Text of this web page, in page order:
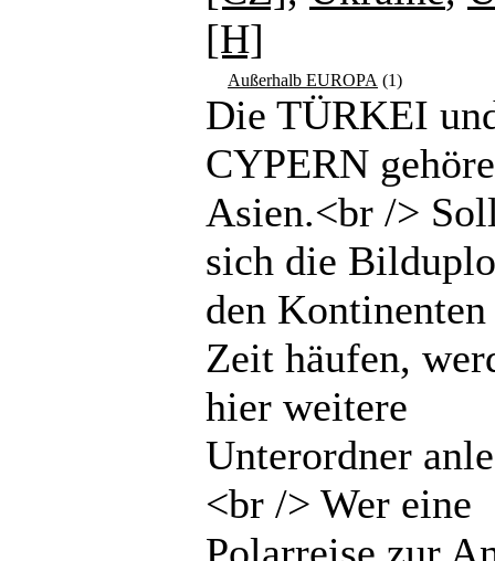
[H]
Außerhalb EUROPA (1)
Die TÜRKEI
CYPERN
Asien.<br />
sich die
den
Zeit häufen,
hier weitere
Unterordner
<br /> Wer eine